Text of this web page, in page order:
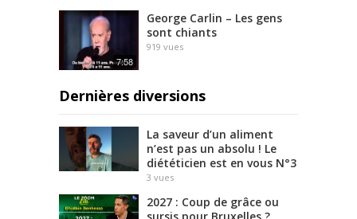
7:58
George Carlin – Les gens
sont chiants
919 vues
Dernières diversions
La saveur d’un aliment
n’est pas un absolu ! Le
diététicien est en vous N°3
3 vues
2027 : Coup de grâce ou